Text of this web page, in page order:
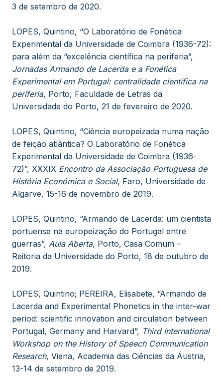
3 de setembro de 2020.
LOPES, Quintino, “O Laboratório de Fonética
Experimental da Universidade de Coimbra (1936-72):
para além da “excelência científica na periferia”,
Jornadas Armando de Lacerda e a Fonética
Experimental em Portugal: centralidade científica na
periferia, Porto, Faculdade de Letras da
Universidade do Porto, 21 de fevereiro de 2020.
LOPES, Quintino, “Ciência europeizada numa nação
de feição atlântica? O Laboratório de Fonética
Experimental da Universidade de Coimbra (1936-
72)”, XXXIX Encontro da Associação Portuguesa de
História Económica e Social, Faro, Universidade de
Algarve, 15-16 de novembro de 2019.
LOPES, Quintino, “Armando de Lacerda: um cientista
portuense na europeização do Portugal entre
guerras”, Aula Aberta, Porto, Casa Comum –
Reitoria da Universidade do Porto, 18 de outubro de
2019.
LOPES, Quintino; PEREIRA, Elisabete, “Armando de
Lacerda and Experimental Phonetics in the inter-war
period: scientific innovation and circulation between
Portugal, Germany and Harvard”, Third International
Workshop on the History of Speech Communication
Research, Viena, Academia das Ciências da Áustria,
13-14 de setembro de 2019.